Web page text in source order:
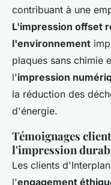
contribuant à une
L'impression offset
l'environnement
plaques sans chimie
l'impression
la réduction des
d'énergie.
Témoignages
l'impression
Les clients
l'engagement